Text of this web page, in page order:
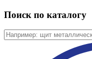
Поиск по каталогу